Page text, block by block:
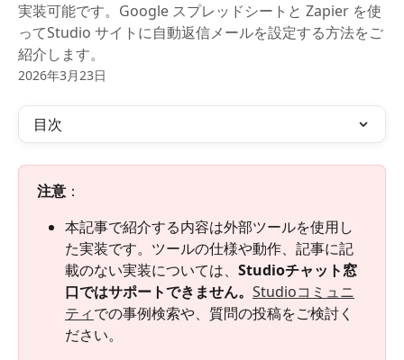
実装可能です。Google スプレッドシートと Zapier を使
ってStudio サイトに自動返信メールを設定する方法をご
紹介します。
2026年3月23日
目次
注意 ：
本記事で紹介する内容は外部ツールを使用し
た実装です。ツールの仕様や動作、記事に記
載のない実装については、 Studioチャット窓
口ではサポートできません。 Studioコミュニ
ティでの事例検索や、質問の投稿をご検討く
ださい。